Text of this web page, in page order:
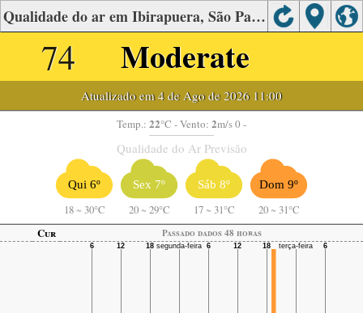
Qualidade do ar em Ibirapuera, São Paulo
74 Moderate
Atualizado em 4 de Ago de 2026 11:00
Temp.: 22°C - Vento: 2m/s 0 -
Qualidade do Ar Previsão
Qui 6º
18 ~ 30°C
Sex 7º
20 ~ 29°C
Sáb 8º
17 ~ 31°C
Dom 9º
20 ~ 31°C
Cur
Passado dados 48 horas